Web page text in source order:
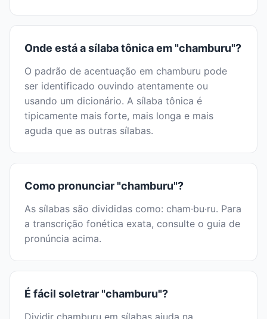
Onde está a sílaba tônica em "chamburu"?
O padrão de acentuação em chamburu pode
ser identificado ouvindo atentamente ou
usando um dicionário. A sílaba tônica é
tipicamente mais forte, mais longa e mais
aguda que as outras sílabas.
Como pronunciar "chamburu"?
As sílabas são divididas como: cham·bu·ru. Para
a transcrição fonética exata, consulte o guia de
pronúncia acima.
É fácil soletrar "chamburu"?